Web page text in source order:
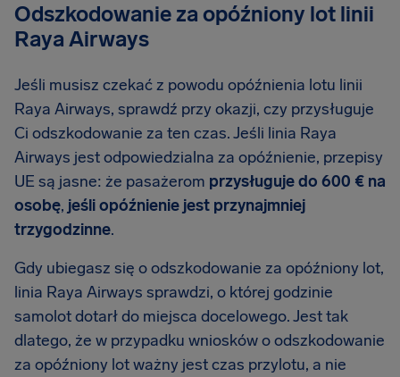
Odszkodowanie za opóźniony lot linii
Raya Airways
Jeśli musisz czekać z powodu opóźnienia lotu linii
Raya Airways, sprawdź przy okazji, czy przysługuje
Ci odszkodowanie za ten czas. Jeśli linia Raya
Airways jest odpowiedzialna za opóźnienie, przepisy
UE są jasne: że pasażerom przysługuje do 600 € na
osobę, jeśli opóźnienie jest przynajmniej
trzygodzinne.
Gdy ubiegasz się o odszkodowanie za opóźniony lot,
linia Raya Airways sprawdzi, o której godzinie
samolot dotarł do miejsca docelowego. Jest tak
dlatego, że w przypadku wniosków o odszkodowanie
za opóźniony lot ważny jest czas przylotu, a nie